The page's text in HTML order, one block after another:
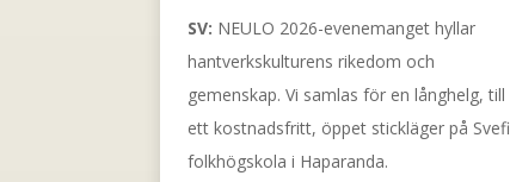
SV: NEULO 2026-evenemanget hyllar
hantverkskulturens rikedom och
gemenskap. Vi samlas för en långhelg, till
ett kostnadsfritt, öppet stickläger på Svefi
folkhögskola i Haparanda.